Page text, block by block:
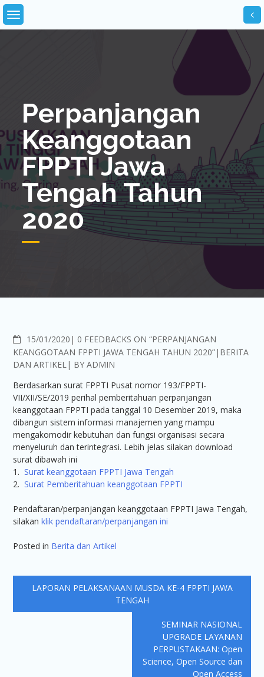
Skip
to
content
Perpanjangan
Keanggotaan
FPPTI Jawa
Tengah Tahun
2020
15/01/2020 COMMENTS
0 FEEDBACKS ON “PERPANJANGAN
KEANGGOTAAN FPPTI JAWA TENGAH TAHUN 2020” BERITA
DAN ARTIKEL
BYADMIN
Berdasarkan surat FPPTI Pusat nomor 193/FPPTI-
VII/XII/SE/2019 perihal pemberitahuan perpanjangan
keanggotaan FPPTI pada tanggal 10 Desember 2019, maka
dibangun sistem informasi manajemen yang mampu
mengakomodir kebutuhan dan fungsi organisasi secara
menyeluruh dan terintegrasi. Lebih jelas silakan download
surat dibawah ini
1.Surat keanggotaan FPPTI Jawa Tengah
2. Surat Pemberitahuan keanggotaan FPPTI
Pendaftaran/perpanjangan keanggotaan FPPTI Jawa Tengah,
silakanklik pendaftaran/perpanjangan ini
Posted in Berita dan Artikel
Post
LAPORAN PELAKSANAAN MUSDA KE-4 FPPTI JAWA
TENGAH
SEMINAR NASIONAL
UPGRADE LAYANAN
PERPUSTAKAAN: Open
Science, Open Source dan
Open Access